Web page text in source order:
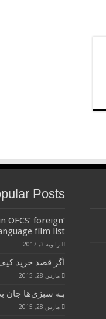
Posts
OFCS’ foreign
film list
ژانویه 3, 2017
اگر قصد خرید
مارس 28, 2015
بـه سبزی‌ها جان
مارس 28, 2015